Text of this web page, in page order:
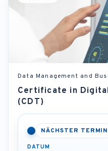
Data Management and
Certificate in
(CDT)
NÄCHSTER TERMIN
DATUM